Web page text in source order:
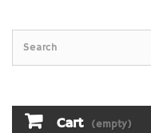
Cart (empty)